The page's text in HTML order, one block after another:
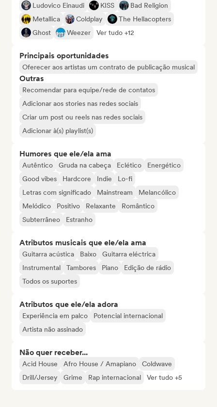
Ludovico Einaudi KISS
Bad Religion
Metallica
Coldplay
The Hellacopters
Ghost
Weezer Ver tudo +12
Principais oportunidades
Oferecer aos artistas um contrato de publicação musical
Outras
Recomendar para equipe/rede de contatos
Adicionar aos stories nas redes sociais
Criar um post ou reels nas redes sociais
Adicionar à(s) playlist(s)
Humores que ele/ela ama
Autêntico Gruda na cabeça Eclético
Energético
Good vibes
Hardcore Indie
Lo-fi
Letras com significado
Mainstream
Melancólico
Melódico
Positivo Relaxante
Romântico
Subterrâneo
Estranho
Atributos musicais que ele/ela ama
Guitarra acústica Baixo
Guitarra eléctrica
Instrumental
Tambores Piano
Edição de rádio
Todos os suportes
Atributos que ele/ela adora
Experiência em palco
Potencial internacional
Artista não assinado
Não quer receber...
Acid House Afro House / Amapiano
Coldwave
Drill/Jersey
Grime Rap internacional Ver tudo +5